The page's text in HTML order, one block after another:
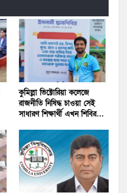
কুমিল্লা ভিক্টোরিয়া কলেজে
রাজনীতি নিষিদ্ধ চাওয়া সেই
সাধারণ শিক্ষার্থী এখন শিবির…